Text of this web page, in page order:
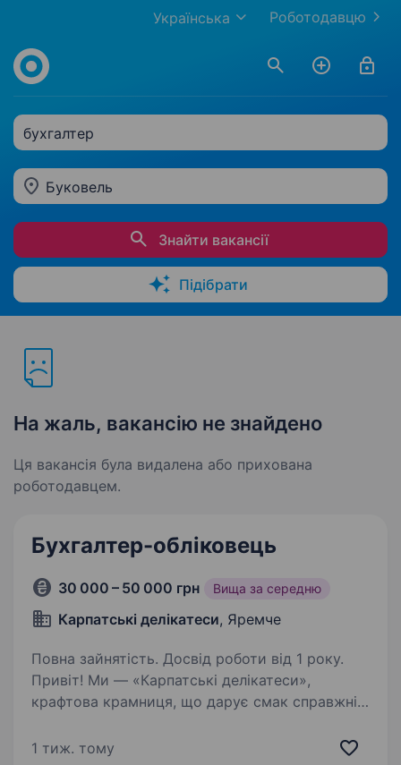
Роботодавцю
Українська
бухгалтер
Буковель
Знайти вакансії
Підібрати
На жаль, вакансію не знайдено
Ця вакансія була видалена або прихована
роботодавцем.
Бухгалтер-обліковець
30 000 – 50 000 грн Вища за середню
Карпатські делікатеси, Яремче
Повна зайнятість. Досвід роботи від 1 року.
Привіт! Ми — «Карпатські делікатеси»,
крафтова крамниця, що дарує смак справжніх
дружньої команди бухгалтера-обліковця, який
1 тиж. тому